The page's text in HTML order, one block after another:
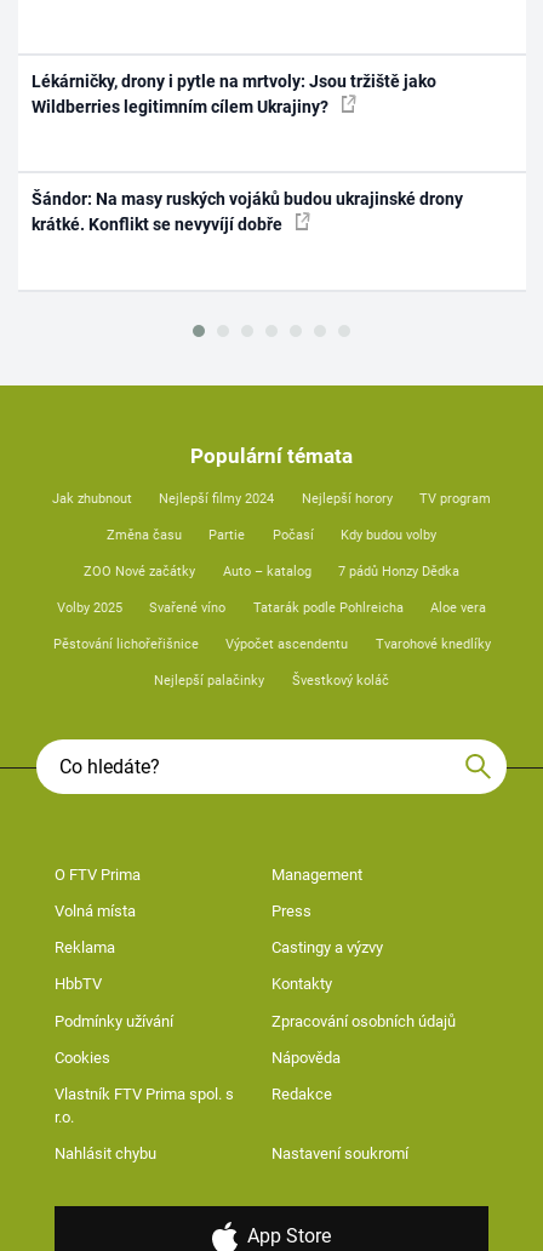
Lékárničky, drony i pytle na mrtvoly: Jsou tržiště jako
Wildberries legitimním cílem Ukrajiny?
Šándor: Na masy ruských vojáků budou ukrajinské drony
krátké. Konflikt se nevyvíjí dobře
Populární témata
Jak zhubnout Nejlepší filmy 2024 Nejlepší horory TV program
Změna času Partie Počasí Kdy budou volby
ZOO Nové začátky Auto – katalog 7 pádů Honzy Dědka
Volby 2025 Svařené víno Tatarák podle Pohlreicha Aloe vera
Pěstování lichořeřišnice Výpočet ascendentu Tvarohové knedlíky
Nejlepší palačinky Švestkový koláč
O FTV Prima Management
Volná místa Press
Reklama Castingy a výzvy
HbbTV Kontakty
Podmínky užívání Zpracování osobních údajů
Cookies Nápověda
Vlastník FTV Prima spol. s
r.o.
Redakce
Nahlásit chybu Nastavení soukromí
App Store